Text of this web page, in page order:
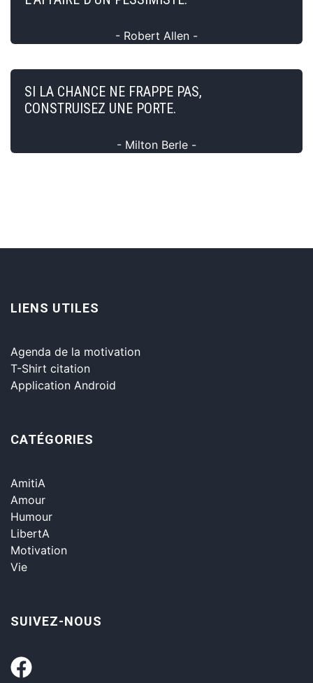
- Robert Allen -
SI LA CHANCE NE FRAPPE PAS,
CONSTRUISEZ UNE PORTE.
- Milton Berle -
LIENS UTILES
Agenda de la motivation
T-Shirt citation
Application Android
CATÉGORIES
AmitiA
Amour
Humour
LibertA
Motivation
Vie
SUIVEZ-NOUS